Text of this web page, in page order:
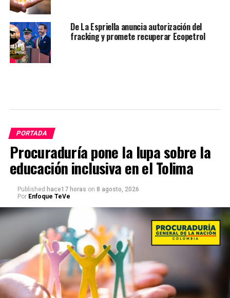
De La Espriella anuncia autorización del
fracking y promete recuperar Ecopetrol
PORTADA
Procuraduría pone la lupa sobre la
educación inclusiva en el Tolima
Published hace17 horas on 8 agosto, 2026
Por Enfoque TeVe